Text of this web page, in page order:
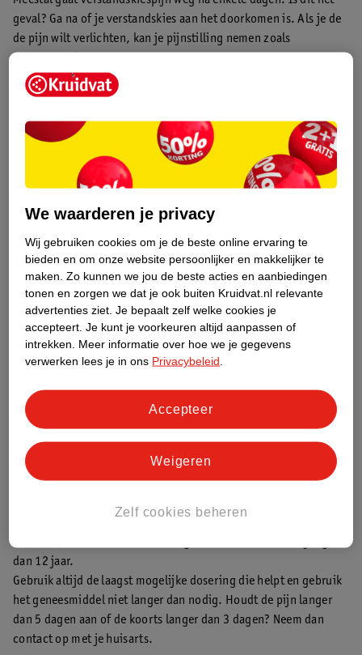
geval? Ga na of je verstandskies aan het doorkomen is. Als je de
de pijn wilt verlichten, kan je pijnstilling nemen zoals
paracetamol
Krijg je koorts, een zwelling of problemen met slikken? Neem
waar de pijn door veroorzaakt wordt en een behandelplan
opstellen. Houdt de pijn langer dan twee weken aan? Neem dan
ook contact op met je huisarts of tandarts.
dan 12 jaar.
Gebruik altijd de laagst mogelijke dosering die helpt en gebruik
het geneesmiddel niet langer dan nodig. Houdt de pijn langer
dan 5 dagen aan of de koorts langer dan 3 dagen? Neem dan
contact op met je huisarts.
We waarderen je privacy
Wij gebruiken cookies om je de beste online ervaring te
bieden en om onze website persoonlijker en makkelijker te
maken. Zo kunnen we jou de beste acties en aanbiedingen
tonen en zorgen we dat je ook buiten Kruidvat.nl relevante
advertenties ziet. Je bepaalt zelf welke cookies je
accepteert. Je kunt je voorkeuren altijd aanpassen of
intrekken.
Meer informatie over hoe we je gegevens
verwerken lees je in ons Privacybeleid
Zelf cookies beheren
Weigeren
Accepteer